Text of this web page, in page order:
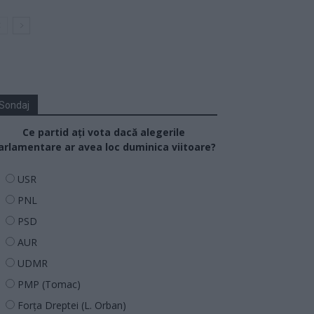
Ce partid ați vota dacă alegerile
ar avea loc duminica viitoare?
USR
PNL
PSD
AUR
UDMR
PMP (Tomac)
Forța Dreptei (L. Orban)